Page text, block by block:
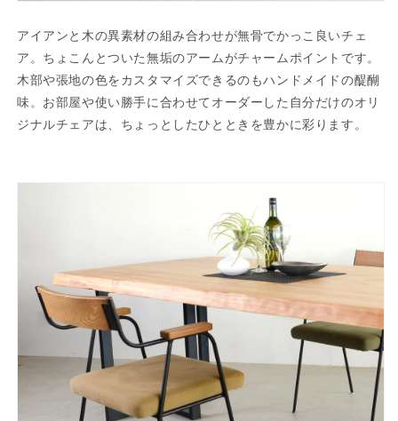
アイアンと木の異素材の組み合わせが無骨でかっこ良いチェ
ア。ちょこんとついた無垢のアームがチャームポイントです。
木部や張地の色をカスタマイズできるのもハンドメイドの醍醐
味。お部屋や使い勝手に合わせてオーダーした自分だけのオリ
ジナルチェアは、ちょっとしたひとときを豊かに彩ります。